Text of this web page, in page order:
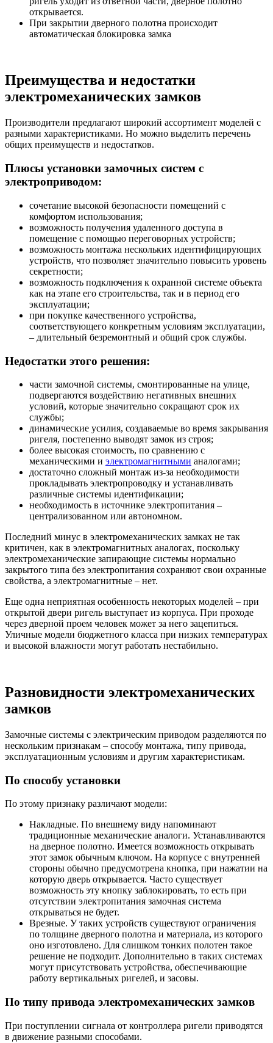
открывается.
При закрытии дверного полотна происходит
автоматическая блокировка замка
Преимущества и недостатки
электромеханических замков
Производители предлагают широкий ассортимент моделей с
разными характеристиками. Но можно выделить перечень
общих преимуществ и недостатков.
Плюсы установки замочных систем с
электроприводом:
сочетание высокой безопасности помещений с
комфортом использования;
возможность получения удаленного доступа в
помещение с помощью переговорных устройств;
возможность монтажа нескольких идентифицирующих
устройств, что позволяет значительно повысить уровень
секретности;
возможность подключения к охранной системе объекта
как на этапе его строительства, так и в период его
эксплуатации;
при покупке качественного устройства,
соответствующего конкретным условиям эксплуатации,
– длительный безремонтный и общий срок службы.
Недостатки этого решения:
части замочной системы, смонтированные на улице,
подвергаются воздействию негативных внешних
условий, которые значительно сокращают срок их
службы;
динамические усилия, создаваемые во время закрывания
ригеля, постепенно выводят замок из строя;
более высокая стоимость, по сравнению с
механическими и электромагнитными аналогами;
достаточно сложный монтаж из-за необходимости
прокладывать электропроводку и устанавливать
различные системы идентификации;
необходимость в источнике электропитания –
централизованном или автономном.
Последний минус в электромеханических замках не так
критичен, как в электромагнитных аналогах, поскольку
электромеханические запирающие системы нормально
закрытого типа без электропитания сохраняют свои охранные
свойства, а электромагнитные – нет.
Еще одна неприятная особенность некоторых моделей – при
открытой двери ригель выступает из корпуса. При проходе
через дверной проем человек может за него зацепиться.
Уличные модели бюджетного класса при низких температурах
и высокой влажности могут работать нестабильно.
Разновидности электромеханических
замков
Замочные системы с электрическим приводом разделяются по
нескольким признакам – способу монтажа, типу привода,
эксплуатационным условиям и другим характеристикам.
По способу установки
По этому признаку различают модели:
Накладные. По внешнему виду напоминают
традиционные механические аналоги. Устанавливаются
на дверное полотно. Имеется возможность открывать
этот замок обычным ключом. На корпусе с внутренней
стороны обычно предусмотрена кнопка, при нажатии на
которую дверь открывается. Часто существует
возможность эту кнопку заблокировать, то есть при
отсутствии электропитания замочная система
открываться не будет.
Врезные. У таких устройств существуют ограничения
по толщине дверного полотна и материала, из которого
оно изготовлено. Для слишком тонких полотен такое
решение не подходит. Дополнительно в таких системах
могут присутствовать устройства, обеспечивающие
работу вертикальных ригелей, и засовы.
По типу привода электромеханических замков
При поступлении сигнала от контроллера ригели приводятся
в движение разными способами.